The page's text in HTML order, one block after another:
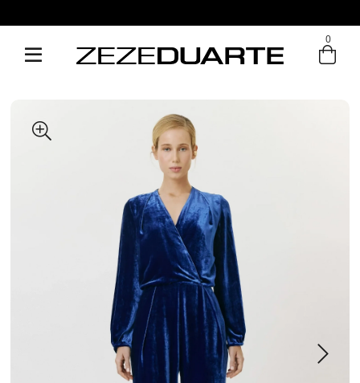
Entre com email ou cpf/cnpj
0